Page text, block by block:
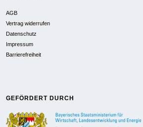
AGB
Vertrag widerrufen
Datenschutz
Impressum
Barrierefreiheit
GEFÖRDERT DURCH